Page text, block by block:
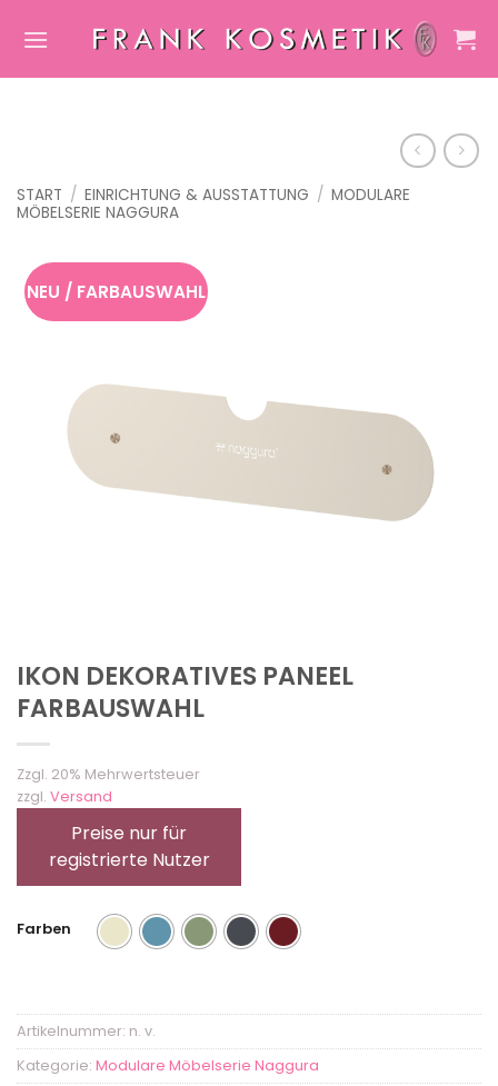
Inhalt
START / EINRICHTUNG & AUSSTATTUNG / MODULARE
MÖBELSERIE NAGGURA
NEU / FARBAUSWAHL
IKON DEKORATIVES PANEEL
FARBAUSWAHL
Zzgl. 20% Mehrwertsteuer
zzgl. Versand
Preise nur für
registrierte Nutzer
Farben
Artikelnummer: n. v.
Kategorie: Modulare Möbelserie Naggura